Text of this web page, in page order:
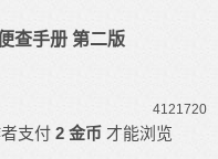
查手册 第二版
4121720
支付 2 金币 才能浏览